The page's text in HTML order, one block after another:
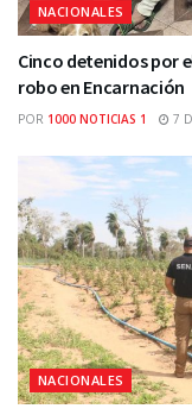
NACIONALES
Cinco detenidos por
robo en Encarnación
POR 1000 NOTICIAS 1 7
NACIONALES